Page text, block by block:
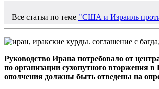
Все статьи по теме "США и Израиль
Руководство Ирана потребовало от
по организации сухопутного вторжения
ополчения должны быть отведены на